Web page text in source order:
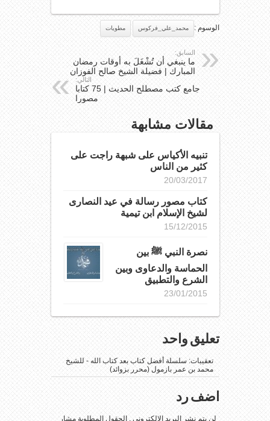
الوسوم : محمد_علي_فركوس مطويات
السابق:
ما ينبغي أن تُشْغَلَ به أوقات رمضان
المبارك | فضيلة الشيخ صالح الفوزان
التالي:
جامع كتب مصطلح الحديث | 75 كتابا
مصورا
مقالات مشابهة
تنبيه الأكياس على شبهة راجت على
كثير من الناس
20/03/2017
كتاب مصور رسالة في عيد النصارى
لشيخ الإسلام ابن تيمية
15/12/2015
نصرة النبي ﷺ بين
الحماسة والدعاوى وبين
الشرع والتطبيق
23/01/2015
تعليق واحد
تعقيبات:سلسلة أفضل كتاب بعد كتاب الله - للشيخ
محمد بن عمر بازمول (محرر بزوائد)
اضف رد
لن يتم نشر البريد الإلكتروني . الحقول المطلوبة مشار